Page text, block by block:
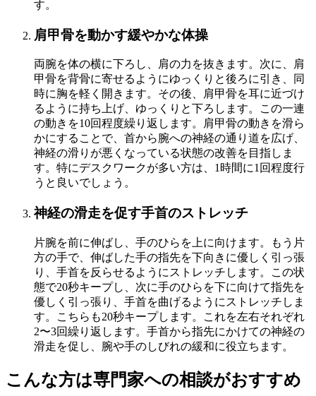
す。
肩甲骨を動かす緩やかな体操
両腕を体の横に下ろし、肩の力を抜きます。次に、肩
甲骨を背骨に寄せるようにゆっくりと後ろに引き、同
時に胸を軽く開きます。その後、肩甲骨を耳に近づけ
るように持ち上げ、ゆっくりと下ろします。この一連
の動きを10回程度繰り返します。肩甲骨の動きを滑ら
かにすることで、首から腕への神経の通り道を広げ、
神経の滑りが悪くなっている状態の改善を目指しま
す。特にデスクワークが多い方は、1時間に1回程度行
うと良いでしょう。
神経の滑走を促す手首のストレッチ
片腕を前に伸ばし、手のひらを上に向けます。もう片
方の手で、伸ばした手の指先を下向きに優しく引っ張
り、手首を反らせるようにストレッチします。この状
態で20秒キープし、次に手のひらを下に向けて指先を
優しく引っ張り、手首を曲げるようにストレッチしま
す。こちらも20秒キープします。これを左右それぞれ
2〜3回繰り返します。手首から指先にかけての神経の
滑走を促し、腕や手のしびれの緩和に役立ちます。
こんな方は専門家への相談がおすすめ